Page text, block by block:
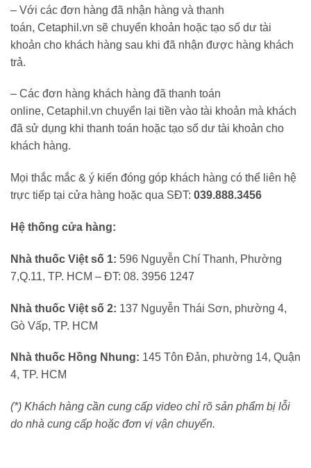
– Với các đơn hàng đã nhận hàng và thanh
toán, Cetaphil.vn sẽ chuyển khoản hoặc tạo số dư tài
khoản cho khách hàng sau khi đã nhận được hàng khách
trả.
– Các đơn hàng khách hàng đã thanh toán
online, Cetaphil.vn chuyển lại tiền vào tài khoản mà khách
đã sử dụng khi thanh toán hoặc tạo số dư tài khoản cho
khách hàng.
Mọi thắc mắc & ý kiến đóng góp khách hàng có thể liên hệ
trực tiếp tại cửa hàng hoặc qua SĐT: 039.888.3456
Hệ thống cửa hàng:
Nhà thuốc Việt số 1: 596 Nguyễn Chí Thanh, Phường
7,Q.11, TP. HCM – ĐT: 08. 3956 1247
Nhà thuốc Việt số 2: 137 Nguyễn Thái Sơn, phường 4,
Gò Vấp, TP. HCM
Nhà thuốc Hồng Nhung: 145 Tôn Đản, phường 14, Quận
4, TP. HCM
(*) Khách hàng cần cung cấp video chỉ rõ sản phẩm bị lỗi
do nhà cung cấp hoặc đơn vị vận chuyển.